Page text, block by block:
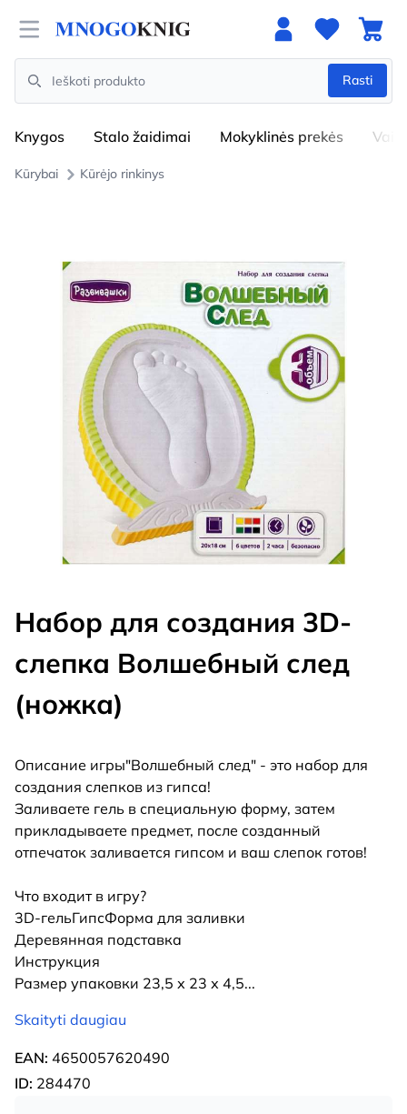
Open menu
Search
Rasti
Knygos Stalo žaidimai Mokyklinės prekės
Kūrybai Kūrėjo rinkinys
Набор для создания 3D-
слепка Волшебный след
(ножка)
Описание игры"Волшебный след" - это набор для
создания слепков из гипса!
Заливаете гель в специальную форму, затем
прикладываете предмет, после созданный
отпечаток заливается гипсом и ваш слепок готов!
Что входит в игру?
3D-гельГипсФорма для заливки
Деревянная подставка
Инструкция
Размер упаковки 23,5 х 23 х 4,5...
Skaityti daugiau
EAN: 4650057620490
ID: 284470